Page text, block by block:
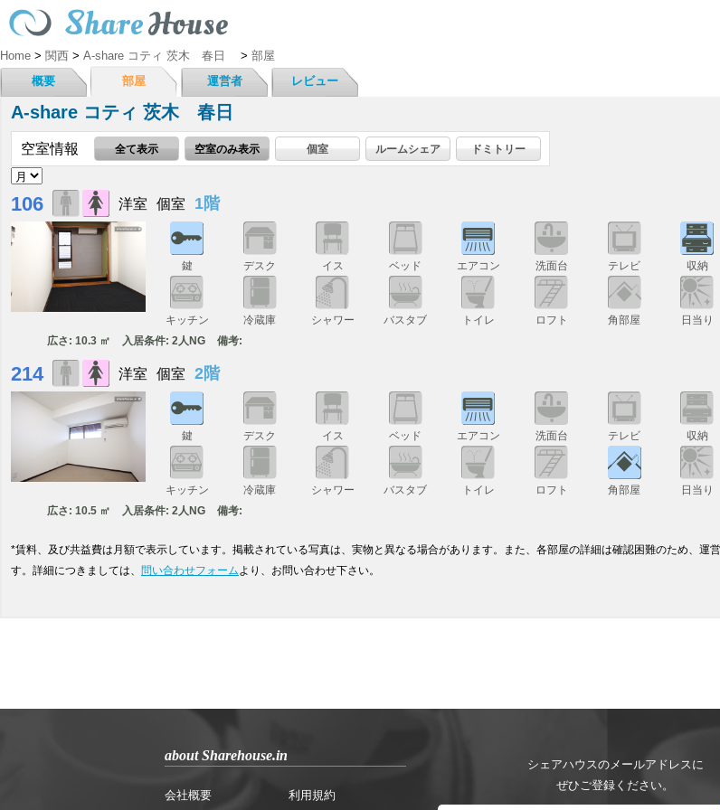
Home > 関西 > A-share コティ 茨木 春日 > 部屋
概要
部屋 運営者 レビュー
A-share コティ 茨木 春日
空室情報 全て表示 空室のみ表示 個室 ルームシェア ドミトリー
106 洋室 個室 1階
鍵 デスク イス ベッド エアコン 洗面台 テレビ 収納
キッチン 冷蔵庫 シャワー バスタブ トイレ ロフト 角部屋 日当り
広さ: 10.3 ㎡ 入居条件: 2人NG 備考:
214 洋室 個室 2階
鍵 デスク イス ベッド エアコン 洗面台 テレビ 収納
キッチン 冷蔵庫 シャワー バスタブ トイレ ロフト 角部屋 日当り
広さ: 10.5 ㎡ 入居条件: 2人NG 備考:
*賃料、及び共益費は月額で表示しています。掲載されている写真は、実物と異なる場合があります。また、各部屋の詳細は確認困難のため、運
す。詳細につきましては、 問い合わせフォーム より、お問い合わせ下さい。
about Sharehouse.in
会社概要 利用規約
シェアハウスのメールアドレスに
ぜひご登録ください。